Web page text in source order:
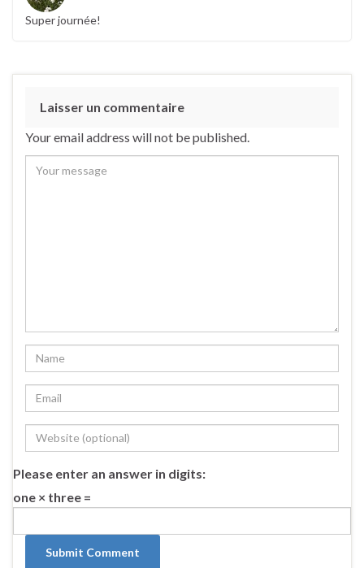
Super journée!
Laisser un commentaire
Your email address will not be published.
Please enter an answer in digits:
one × three =